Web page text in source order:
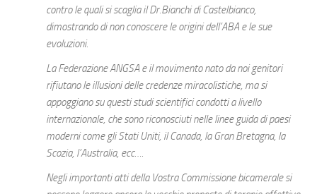
contro le quali si scaglia il Dr.Bianchi di Castelbianco,
dimostrando di non conoscere le origini dell’ABA e le sue
evoluzioni.
La Federazione ANGSA e il movimento nato da noi genitori
rifiutano le illusioni delle credenze miracolistiche, ma si
appoggiano su questi studi scientifici condotti a livello
internazionale, che sono riconosciuti nelle linee guida di paesi
moderni come gli Stati Uniti, il Canada, la Gran Bretagna, la
Scozia, l’Australia, ecc….
Negli importanti atti della Vostra Commissione bicamerale si